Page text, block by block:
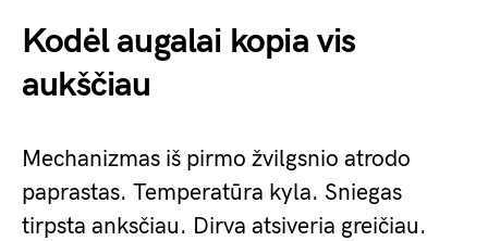
Kodėl augalai kopia vis
aukščiau
Mechanizmas iš pirmo žvilgsnio atrodo
paprastas. Temperatūra kyla. Sniegas
tirpsta anksčiau. Dirva atsiveria greičiau.